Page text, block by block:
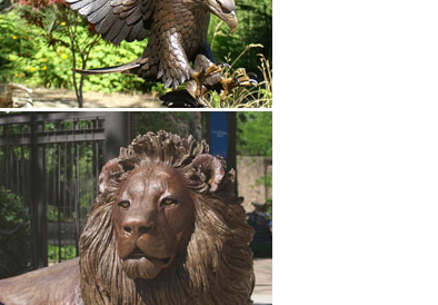
своих целей – купите символ
фабрики Meissen, а также несколько
Нарды Бюсты Символы Года » 2018 Год